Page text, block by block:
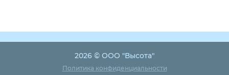
2026 © ООО "Высота"
Политика конфиденциальности